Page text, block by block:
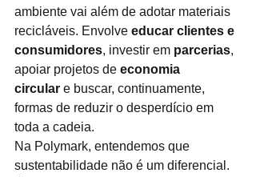
ambiente vai além de adotar materiais
recicláveis. Envolve educar clientes e
consumidores, investir em parcerias,
apoiar projetos de economia
circular e buscar, continuamente,
formas de reduzir o desperdício em
toda a cadeia.
Na Polymark, entendemos que
sustentabilidade não é um diferencial.